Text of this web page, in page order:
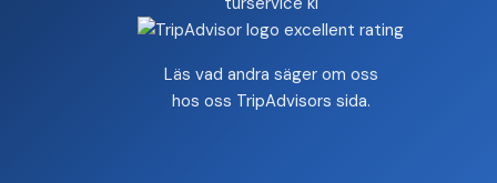
Läs vad andra säger om oss
hos oss TripAdvisors sida.